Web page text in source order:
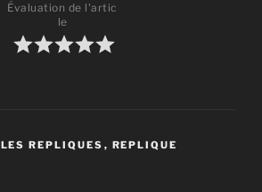
Évaluation de l'artic
le
LES REPLIQUES , REPLIQUE